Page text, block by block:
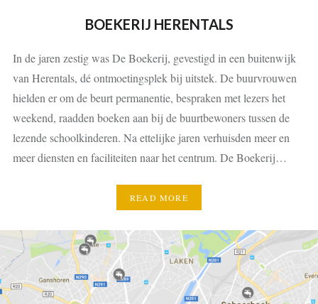
BOEKERIJ HERENTALS
In de jaren zestig was De Boekerij, gevestigd in een buitenwijk
van Herentals, dé ontmoetingsplek bij uitstek. De buurvrouwen
hielden er om de beurt permanentie, bespraken met lezers het
weekend, raadden boeken aan bij de buurtbewoners tussen de
lezende schoolkinderen. Na ettelijke jaren verhuisden meer en
meer diensten en faciliteiten naar het centrum. De Boekerij…
READ MORE